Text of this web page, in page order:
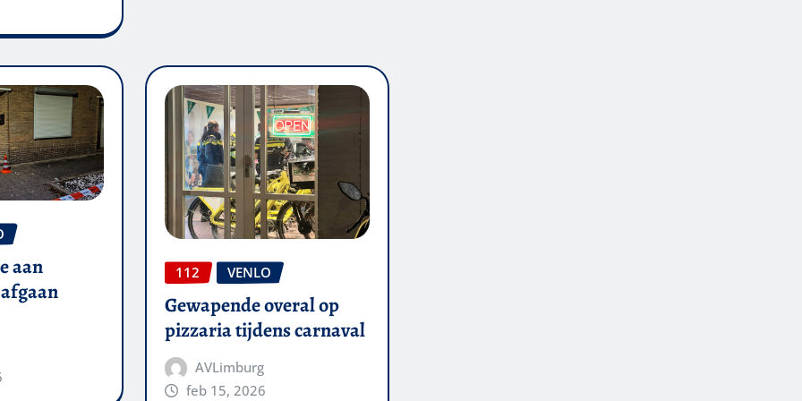
aan
112 VENLO
Gewapende overal op
pizzaria tijdens carnaval
AVLimburg
feb 15, 2026